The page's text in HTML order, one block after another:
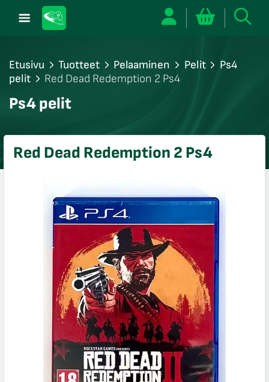
Etusivu Tuotteet Pelaaminen Pelit
Ps4
pelit
Red Dead Redemption 2 Ps4
Ps4 pelit
Red Dead Redemption 2 Ps4
sulje
sulje